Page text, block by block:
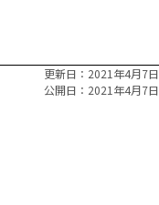
更新日
2021年4月7日
公開日
2021年4月7日